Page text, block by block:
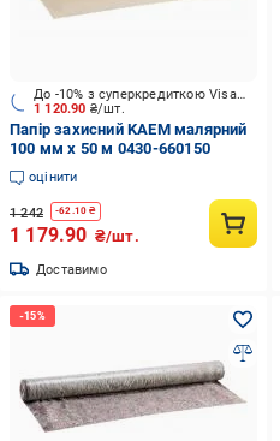
1 120.90 ₴/шт.
До -10% з суперкредиткою Visa Вигода
Папір захисний KAEM малярний
100 мм x 50 м 0430-660150
оцінити
1 242 -62.10 ₴
1 179.90 ₴/шт.
Доставимо